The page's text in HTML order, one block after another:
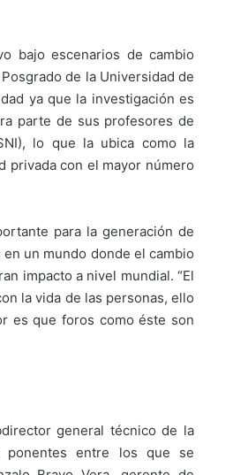
bajo escenarios de cambio
de la Universidad de
ya que la investigación es
parte de sus profesores de
lo que la ubica como la
privada con el mayor número
para la generación de
un mundo donde el cambio
impacto a nivel mundial. “El
la vida de las personas, ello
es que foros como éste son
general técnico de la
ponentes entre los que se